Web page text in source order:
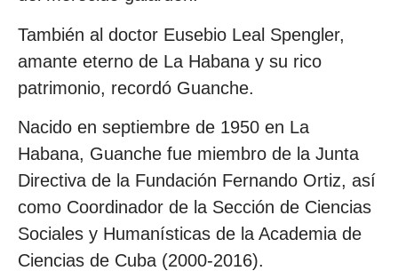
También al doctor Eusebio Leal Spengler,
amante eterno de La Habana y su rico
patrimonio, recordó Guanche.
Nacido en septiembre de 1950 en La
Habana, Guanche fue miembro de la Junta
Directiva de la Fundación Fernando Ortiz, así
como Coordinador de la Sección de Ciencias
Sociales y Humanísticas de la Academia de
Ciencias de Cuba (2000-2016).